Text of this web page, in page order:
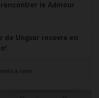
le Admour
de Ungvar recevra en
à venir